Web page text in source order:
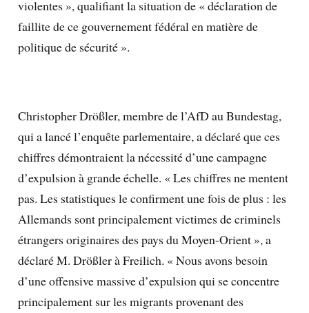
violentes », qualifiant la situation de « déclaration de
faillite de ce gouvernement fédéral en matière de
politique de sécurité ».
Christopher Drößler, membre de l’AfD au Bundestag,
qui a lancé l’enquête parlementaire, a déclaré que ces
chiffres démontraient la nécessité d’une campagne
d’expulsion à grande échelle. « Les chiffres ne mentent
pas. Les statistiques le confirment une fois de plus : les
Allemands sont principalement victimes de criminels
étrangers originaires des pays du Moyen-Orient », a
déclaré M. Drößler à Freilich. « Nous avons besoin
d’une offensive massive d’expulsion qui se concentre
principalement sur les migrants provenant des